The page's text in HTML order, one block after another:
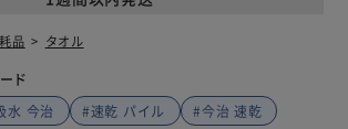
品 タオル
ド
水 今治 #速乾 パイル
#今治 速乾